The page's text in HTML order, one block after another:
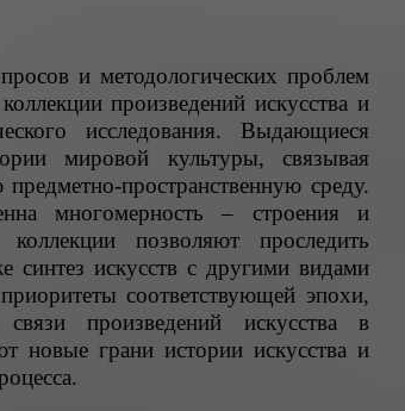
и методологических проблем
произведений искусства и
исследования. Выдающиеся
мировой культуры, связывая
пространственную среду.
многомерность – строения и
позволяют проследить
синтез искусств с другими видами
соответствующей эпохи,
произведений искусства в
новые грани истории искусства и